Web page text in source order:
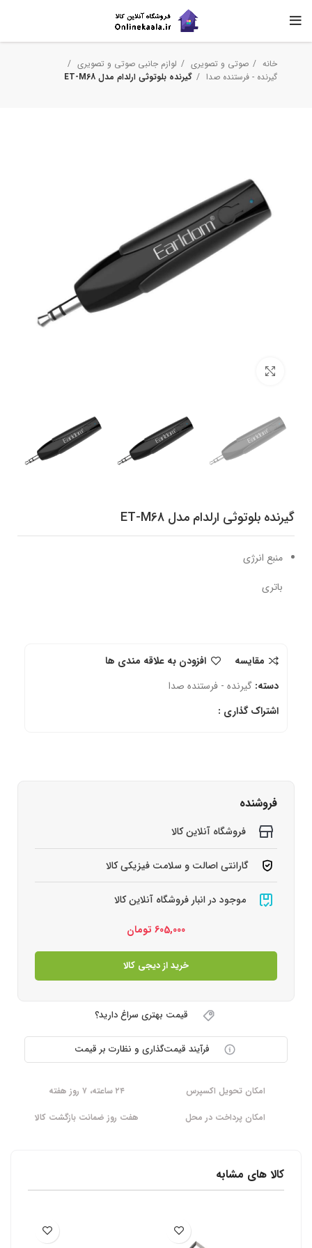
خانه صوتی و تصویری
لوازم جانبی صوتی و تصویری
گیرنده - فرستنده صدا
گیرنده بلوتوثی ارلدام مدل ET-M68
گیرنده بلوتوثی ارلدام مدل ET-M68
منبع انرژی
باتری
مقایسه
افزودن به علاقه مندی ها
دسته: گیرنده - فرستنده صدا
اشتراک گذاری :
فروشنده
فروشگاه آنلاین کالا
گارانتی اصالت و سلامت فیزیکی کالا
موجود در انبار فروشگاه آنلاین کالا
605,000 تومان
خرید از دیجی کالا
قیمت بهتری سراغ دارید؟
فرآیند قیمت‌گذاری و نظارت بر قیمت
امکان تحویل اکسپرس
۲۴ ساعته، ۷ روز هفته
امکان پرداخت در محل
هفت روز ضمانت بازگشت کالا
کالا های مشابه